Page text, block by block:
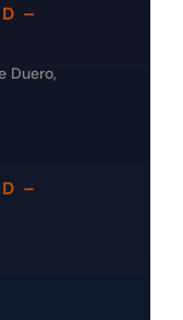
–
Duero,
–